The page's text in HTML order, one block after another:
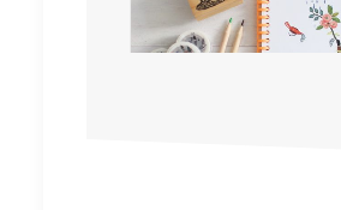
Pearcatcat